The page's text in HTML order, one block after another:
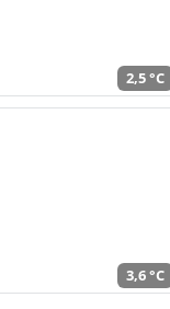
2,5 °C
3,6 °C